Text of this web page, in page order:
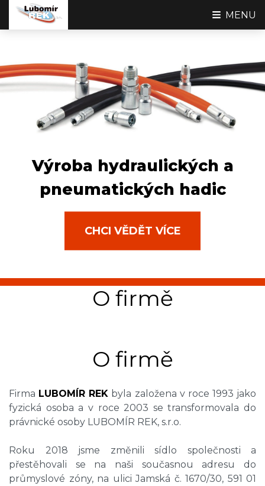
Výroba hydraulických a
pneumatických hadic
CHCI VĚDĚT VÍCE
O firmě
O firmě
Firma LUBOMÍR REK byla založena v roce 1993 jako
fyzická osoba a v roce 2003 se transformovala do
právnické osoby LUBOMÍR REK, s.r.o.
Roku 2018 jsme změnili sídlo společnosti a
přestěhovali se na naši současnou adresu do
průmyslové zóny, na ulici Jamská č. 1670/30, 591 01
MENU